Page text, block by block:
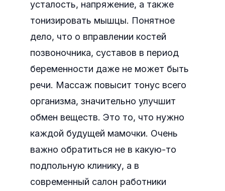
усталость, напряжение, а также
тонизировать мышцы. Понятное
дело, что о вправлении костей
позвоночника, суставов в период
беременности даже не может быть
речи. Массаж повысит тонус всего
организма, значительно улучшит
обмен веществ. Это то, что нужно
каждой будущей мамочки. Очень
важно обратиться не в какую-то
подпольную клинику, а в
современный салон работники